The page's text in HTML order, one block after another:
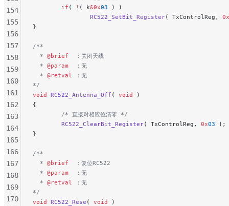
        if
( ! ( k&0x03 ) )
                RC522_SetBit_Register
( TxControlReg, 0x
}
/**
  *
@brief
  ：关闭天线
  *
@param
  ：无
  *
@retval ：无
*/
void
RC522_Antenna_Off ( void
)
{
        /* 直接对相应位清零 */
        RC522_ClearBit_Register
( TxControlReg, 0x03 );
}
/**
  *
@brief
  ：复位RC522
  *
@param
  ：无
  *
@retval ：无
*/
void
RC522_Rese ( void
)
154
155
156
157
158
159
160
161
162
163
164
165
166
167
168
169
170